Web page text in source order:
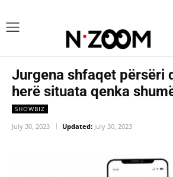
Jurgena shfaqet përsëri
herë situata qenka
SHOWBIZ
July 30, 2023 Updated: July 30, 2023